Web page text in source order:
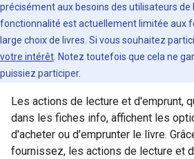
précisément aux besoins des utilisateurs de
fonctionnalité est actuellement limitée aux
large choix de livres. Si vous souhaitez
votre intérêt . Notez toutefois que cela ne
puissiez participer.
Les actions de lecture et d'emprunt,
dans les fiches info, affichent les
d'acheter ou d'emprunter le livre.
fournissez, les actions de lecture et